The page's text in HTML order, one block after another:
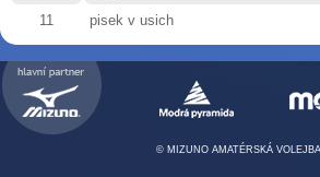
11
pisek v usich
© MIZUNO AMATÉRSKÁ